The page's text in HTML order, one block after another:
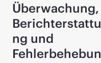
Überwachung,
Berichterstattu
ng und
Fehlerbehebun